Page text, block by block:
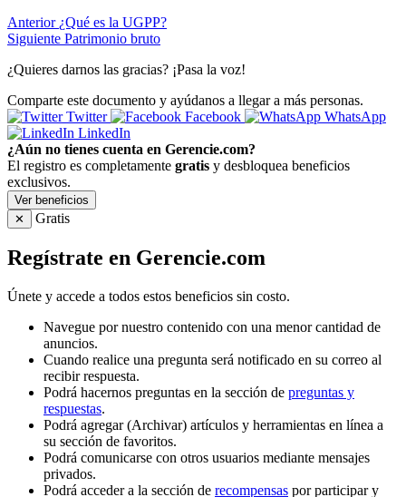
Anterior ¿Qué es la UGPP?
Siguiente Patrimonio bruto
¿Quieres darnos las gracias? ¡Pasa la voz!
Comparte este documento y ayúdanos a llegar a más personas.
Twitter
Facebook
WhatsApp
LinkedIn
¿Aún no tienes cuenta en Gerencie.com?
El registro es completamente gratis y desbloquea beneficios
exclusivos.
Ver beneficios
✕
Gratis
Regístrate en Gerencie.com
Únete y accede a todos estos beneficios sin costo.
Navegue por nuestro contenido con una menor cantidad de
anuncios.
Cuando realice una pregunta será notificado en su correo al
recibir respuesta.
Podrá hacernos preguntas en la sección de preguntas y
respuestas.
Podrá agregar (Archivar) artículos y herramientas en línea a
su sección de favoritos.
Podrá comunicarse con otros usuarios mediante mensajes
privados.
Podrá acceder a la sección de recompensas por participar y